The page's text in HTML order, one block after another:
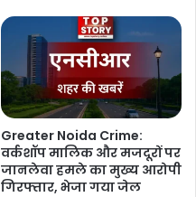
Greater Noida Crime:
वर्कशॉप मालिक और मजदूरों पर
जानलेवा हमले का मुख्य आरोपी
गिरफ्तार, भेजा गया जेल